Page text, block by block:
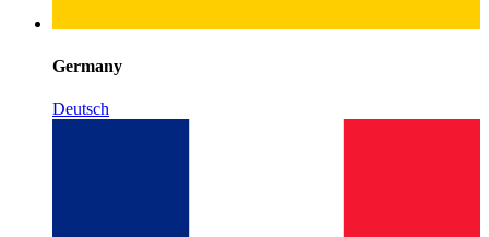
Germany
Deutsch